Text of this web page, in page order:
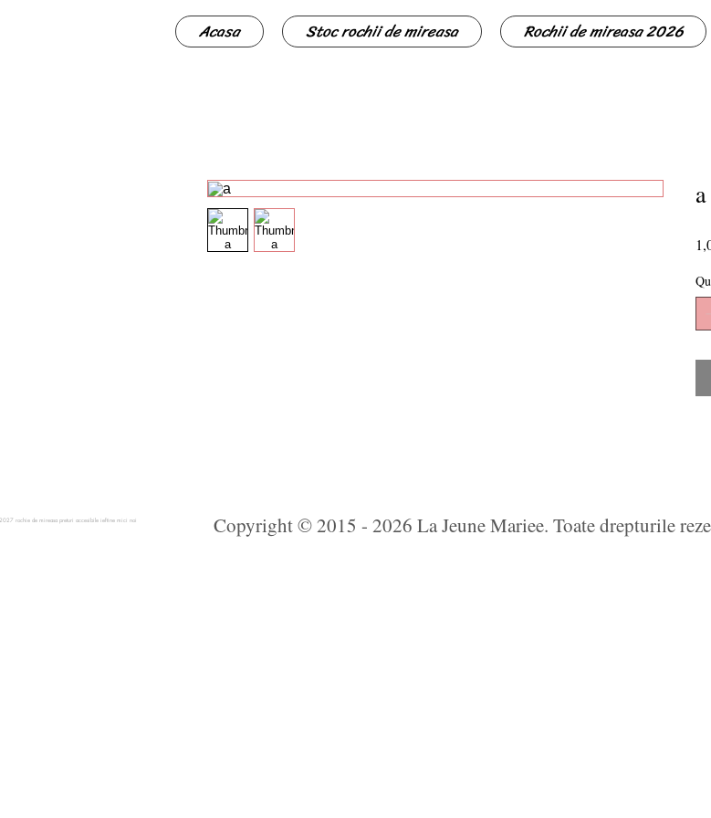
Acasa Stoc rochii de mireasa Rochii de mireasa 2026
a
rochie de mireasa preturi accesibile ieftine mici noi Copyright © 2015 - 2026 La Jeune Mariee. Toate drepturile